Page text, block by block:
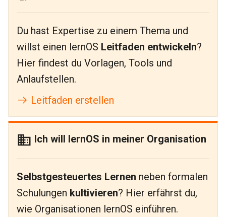
Du hast Expertise zu einem Thema und
willst einen lernOS Leitfaden entwickeln?
Hier findest du Vorlagen, Tools und
Anlaufstellen.
Leitfaden erstellen
Ich will lernOS in meiner Organisation
Selbstgesteuertes Lernen neben formalen
Schulungen kultivieren? Hier erfährst du,
wie Organisationen lernOS einführen.